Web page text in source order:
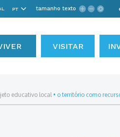
tamanho texto
VISITAR
educativo local• o território como